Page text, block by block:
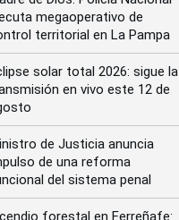
megaoperativo de
territorial en La Pampa
solar total 2026: sigue la
en vivo este 12 de
de Justicia anuncia
de una reforma
del sistema penal
forestal en Ferreñafe: